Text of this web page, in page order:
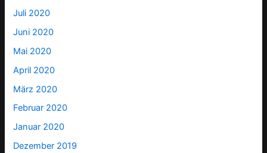
Juli 2020
Juni 2020
Mai 2020
April 2020
März 2020
Februar 2020
Januar 2020
Dezember 2019